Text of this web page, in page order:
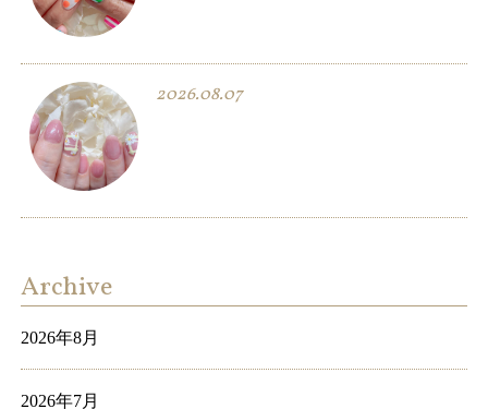
2026.08.07
Archive
2026年8月
2026年7月